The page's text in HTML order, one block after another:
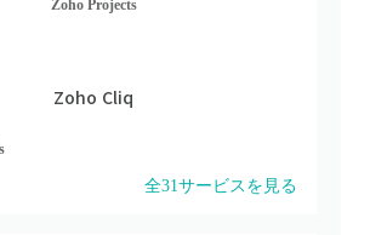
Zoho Projects
Zoho Cliq
全31サービスを見る